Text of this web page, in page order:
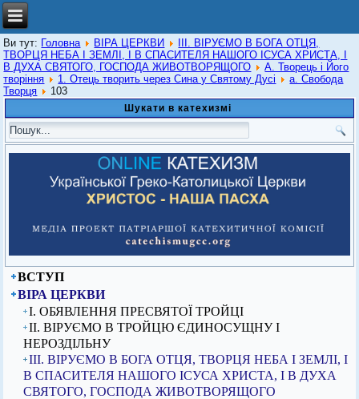
Ви тут: Головна ВІРА ЦЕРКВИ
ІІІ. ВІРУЄМО В БОГА ОТЦЯ,
ТВОРЦЯ НЕБА І ЗЕМЛІ, І В СПАСИТЕЛЯ НАШОГО ІСУСА ХРИСТА, І
В ДУХА СВЯТОГО, ГОСПОДА ЖИВОТВОРЯЩОГО
А. Творець і Його
творіння
1. Отець творить через Сина у Святому Дусі
а. Свобода
Творця
103
Шукати в катехизмі
ВСТУП
ВІРА ЦЕРКВИ
I. ОБЯВЛЕННЯ ПРЕСВЯТОЇ ТРОЙЦІ
ІІ. ВІРУЄМО В ТРОЙЦЮ ЄДИНОСУЩНУ І
НЕРОЗДІЛЬНУ
ІІІ. ВІРУЄМО В БОГА ОТЦЯ, ТВОРЦЯ НЕБА І ЗЕМЛІ, І
В СПАСИТЕЛЯ НАШОГО ІСУСА ХРИСТА, І В ДУХА
СВЯТОГО, ГОСПОДА ЖИВОТВОРЯЩОГО